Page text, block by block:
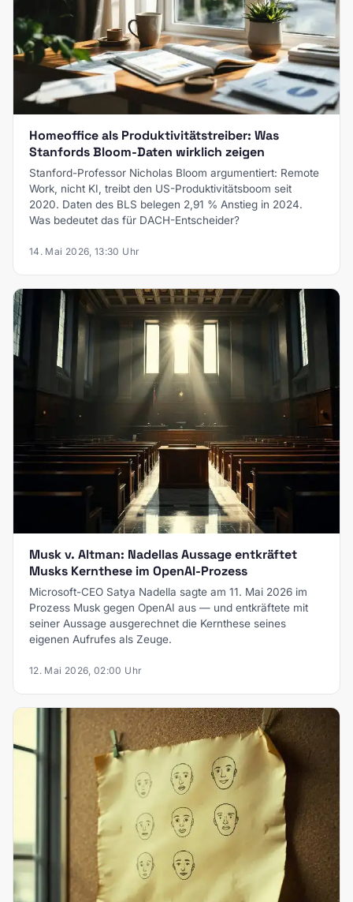
Homeoffice als Produktivitätstreiber: Was
Stanfords Bloom-Daten wirklich zeigen
Stanford-Professor Nicholas Bloom argumentiert: Remote
Work, nicht KI, treibt den US-Produktivitätsboom seit
2020. Daten des BLS belegen 2,91 % Anstieg in 2024.
Was bedeutet das für DACH-Entscheider?
14. Mai 2026, 13:30 Uhr
Musk v. Altman: Nadellas Aussage entkräftet
Musks Kernthese im OpenAI-Prozess
Microsoft-CEO Satya Nadella sagte am 11. Mai 2026 im
Prozess Musk gegen OpenAI aus — und entkräftete mit
seiner Aussage ausgerechnet die Kernthese seines
eigenen Aufrufes als Zeuge.
12. Mai 2026, 02:00 Uhr